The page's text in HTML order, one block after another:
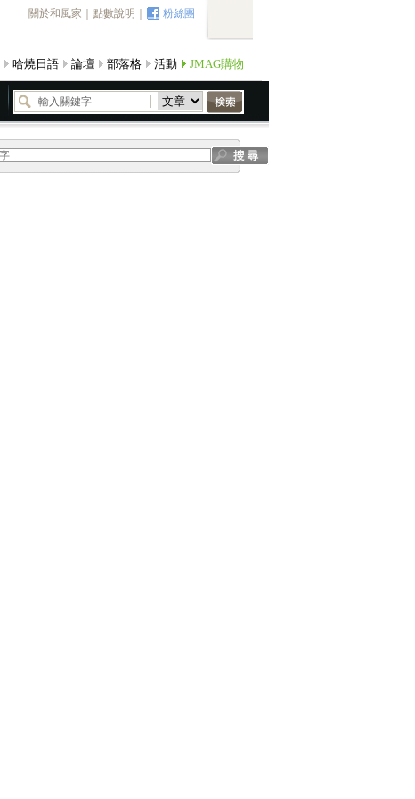
關於和風家 點數說明 粉絲團
哈燒日語 論壇 部落格 活動 JMAG購物